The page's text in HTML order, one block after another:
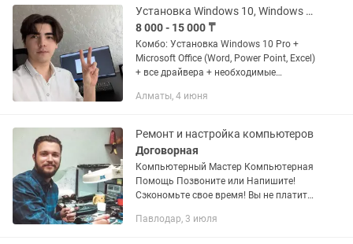
7/8/10/11 на любую...
Установка Windows 10, Windows 11, Microsoft Office и других программ
8 000 - 15 000 ₸
Комбо: Установка Windows 10 Pro +
Microsoft Office (Word, Power Point, Excel)
+ все драйвера + необходимые
настройка - 13000 Установка Windows
Алматы, 4 июня
Ремонт и настройка компьютеров
Договорная
Компьютерный Мастер Компьютерная
Помощь Позвоните или Напишите!
Сэкономьте свое время! Вы не платите
работу! Опыт работы в сфере IT более
Павлодар, 3 июля